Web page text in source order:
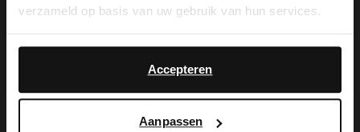
verzameld op basis van uw gebruik van hun services.
Accepteren
Aanpassen
-10% EXTRA
English